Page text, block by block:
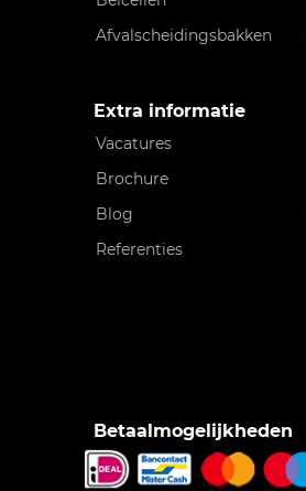
Afvalscheidingsbakken
Extra informatie
Vacatures
Brochure
Blog
Referenties
Betaalmogelijkheden